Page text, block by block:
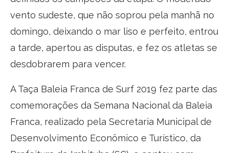
vento sudeste, que não soprou pela manhã no
domingo, deixando o mar liso e perfeito, entrou
a tarde, apertou as disputas, e fez os atletas se
desdobrarem para vencer.
A Taça Baleia Franca de Surf 2019 fez parte das
comemorações da Semana Nacional da Baleia
Franca, realizado pela Secretaria Municipal de
Desenvolvimento Econômico e Turístico, da